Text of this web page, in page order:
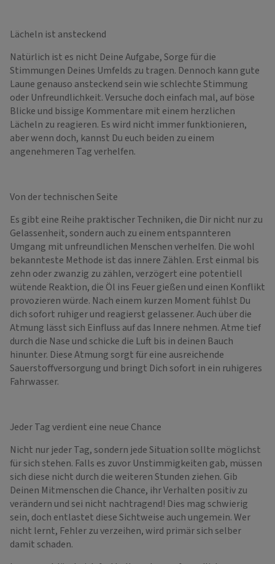
Lächeln ist ansteckend
Natürlich ist es nicht Deine Aufgabe, Sorge für die
Stimmungen Deines Umfelds zu tragen. Dennoch kann gute
Laune genauso ansteckend sein wie schlechte Stimmung
oder Unfreundlichkeit. Versuche doch einfach mal, auf böse
Blicke und bissige Kommentare mit einem herzlichen
Lächeln zu reagieren. Es wird nicht immer funktionieren,
aber wenn doch, kannst Du euch beiden zu einem
angenehmeren Tag verhelfen.
Von der technischen Seite
Es gibt eine Reihe praktischer Techniken, die Dir nicht nur zu
Gelassenheit, sondern auch zu einem entspannteren
Umgang mit unfreundlichen Menschen verhelfen. Die wohl
bekannteste Methode ist das innere Zählen. Erst einmal bis
zehn oder zwanzig zu zählen, verzögert eine potentiell
wütende Reaktion, die Öl ins Feuer gießen und einen Konflikt
provozieren würde. Nach einem kurzen Moment fühlst Du
dich sofort ruhiger und reagierst gelassener. Auch über die
Atmung lässt sich Einfluss auf das Innere nehmen. Atme tief
durch die Nase und schicke die Luft bis in deinen Bauch
hinunter. Diese Atmung sorgt für eine ausreichende
Sauerstoffversorgung und bringt Dich sofort in ein ruhigeres
Fahrwasser.
Jeder Tag verdient eine neue Chance
Nicht nur jeder Tag, sondern jede Situation sollte möglichst
für sich stehen. Falls es zuvor Unstimmigkeiten gab, müssen
sich diese nicht durch die weiteren Stunden ziehen. Gib
Deinen Mitmenschen die Chance, ihr Verhalten positiv zu
verändern und sei nicht nachtragend! Dies mag schwierig
sein, doch entlastet diese Sichtweise auch ungemein. Wer
nicht lernt, Fehler zu verzeihen, wird primär sich selber
damit schaden.